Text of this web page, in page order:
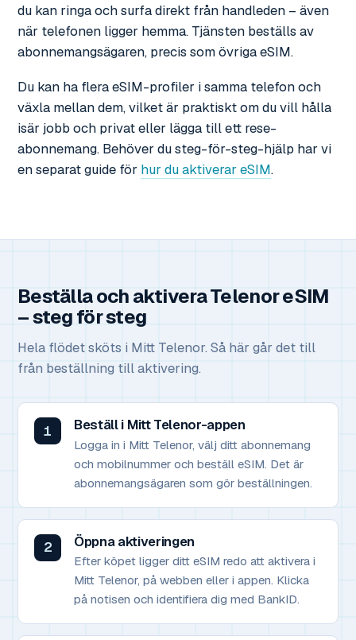
du kan ringa och surfa direkt från handleden – även
när telefonen ligger hemma. Tjänsten beställs av
abonnemangsägaren, precis som övriga eSIM.
Du kan ha flera eSIM-profiler i samma telefon och
växla mellan dem, vilket är praktiskt om du vill hålla
isär jobb och privat eller lägga till ett rese-
abonnemang. Behöver du steg-för-steg-hjälp har vi
en separat guide för hur du aktiverar eSIM.
Beställa och aktivera Telenor eSIM
– steg för steg
Hela flödet sköts i Mitt Telenor. Så här går det till
från beställning till aktivering.
Beställ i Mitt Telenor-appen
Logga in i Mitt Telenor, välj ditt abonnemang
och mobilnummer och beställ eSIM. Det är
abonnemangsägaren som gör beställningen.
Öppna aktiveringen
Efter köpet ligger ditt eSIM redo att aktivera i
Mitt Telenor, på webben eller i appen. Klicka
på notisen och identifiera dig med BankID.